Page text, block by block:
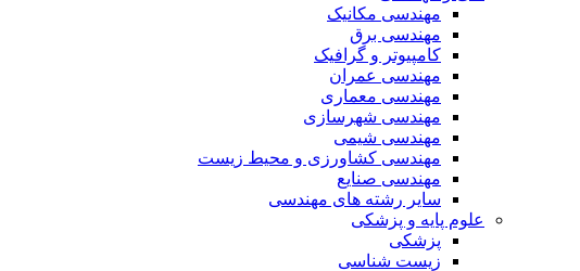
مهندسی مکانیک
مهندسی برق
کامپیوتر و گرافیک
مهندسی عمران
مهندسی معماری
مهندسی شهرسازی
مهندسی شیمی
مهندسی کشاورزی و محیط زیست
مهندسی صنایع
سایر رشته های مهندسی
علوم پایه و پزشکی
پزشکی
زیست شناسی